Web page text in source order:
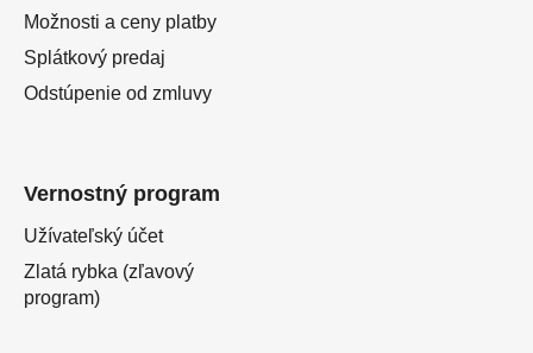
Možnosti a ceny platby
Splátkový predaj
Odstúpenie od zmluvy
Vernostný program
Užívateľský účet
Zlatá rybka (zľavový
program)